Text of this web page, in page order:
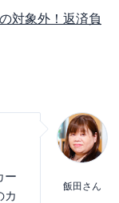
対象外！返済負
ー
カ
飯田さん